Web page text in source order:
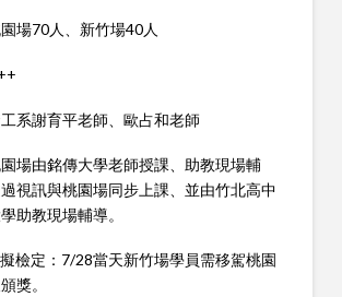
場70人、新竹場40人
系謝育平老師、歐占和老師
場由銘傳大學老師授課、助教現場輔
視訊與桃園場同步上課、並由竹北高中
助教現場輔導。
檢定：7/28當天新竹場學員需移駕桃園
獎。